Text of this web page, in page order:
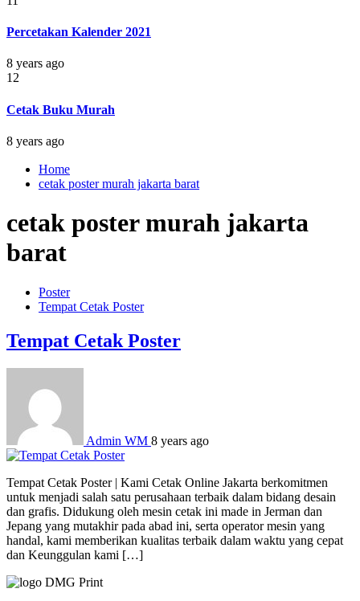
Percetakan Kalender 2021
8 years ago
12
Cetak Buku Murah
8 years ago
Home
cetak poster murah jakarta barat
cetak poster murah jakarta
barat
Poster
Tempat Cetak Poster
Tempat Cetak Poster
Admin WM 8 years ago
Tempat Cetak Poster | Kami Cetak Online Jakarta berkomitmen
untuk menjadi salah satu perusahaan terbaik dalam bidang desain
dan grafis. Didukung oleh mesin cetak ini made in Jerman dan
Jepang yang mutakhir pada abad ini, serta operator mesin yang
handal, kami memberikan kualitas terbaik dalam waktu yang cepat
dan Keunggulan kami […]